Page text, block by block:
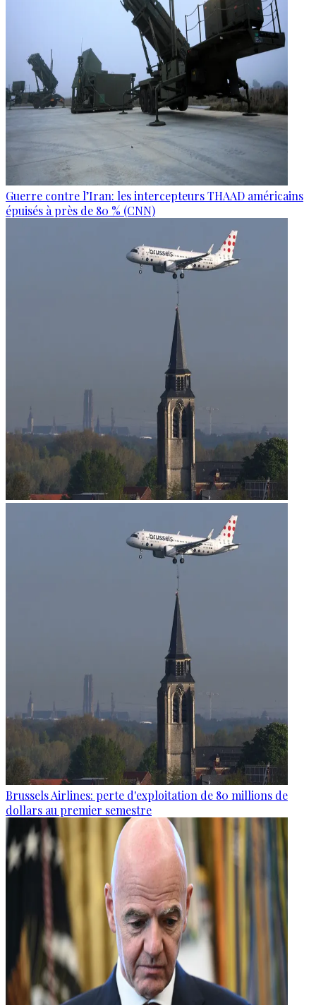
Guerre contre l’Iran: les intercepteurs THAAD américains
épuisés à près de 80 % (CNN)
Brussels Airlines: perte d'exploitation de 80 millions de
dollars au premier semestre